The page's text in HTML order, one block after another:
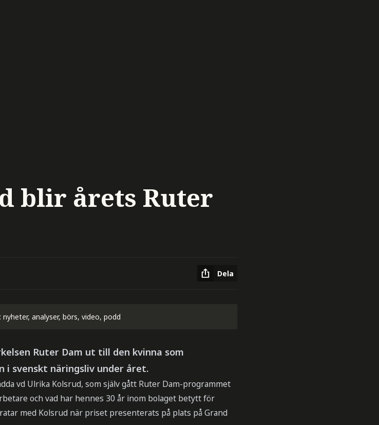
blir årets Ruter
Dela
nyheter, analyser, börs, video, podd
Ruter Dam ut till den kvinna som
svenskt näringsliv under året.
vd Ulrika Kolsrud, som själv gått Ruter Dam-programmet
och vad har hennes 30 år inom bolaget betytt för
med Kolsrud när priset presenterats på plats på Grand